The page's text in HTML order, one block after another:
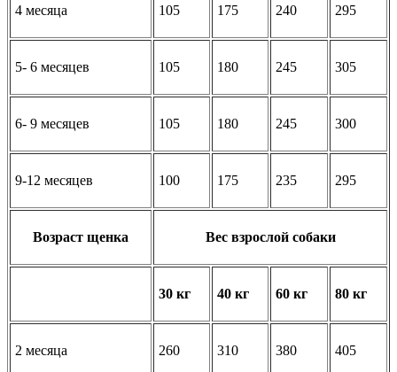
4 месяца 105 175 240 295
5- 6 месяцев 105 180 245 305
6- 9 месяцев 105 180 245 300
9-12 месяцев 100 175 235 295
Возраст щенка Вес взрослой собаки
30 кг 40 кг 60 кг 80 кг
2 месяца 260 310 380 405